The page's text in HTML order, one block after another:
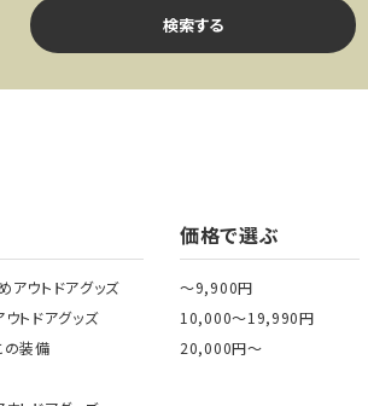
検索する
アウトドアグッズ
トドアグッズ
の装備
価格で選ぶ
～9,900円
10,000～19,990円
20,000円～